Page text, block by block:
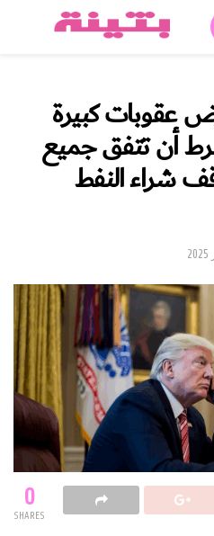
عقوبات كبيرة
أن تتفق جميع
شراء النفط
0
SHARES